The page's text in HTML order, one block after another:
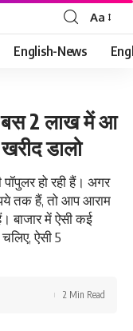
Font
Resizer
Aa
English-News
बस 2 लाख में आ
डालो
हो रही हैं। अगर
तक हैं, तो आप आराम
बाजार में ऐसी कई
ऐसी 5
2 Min Read